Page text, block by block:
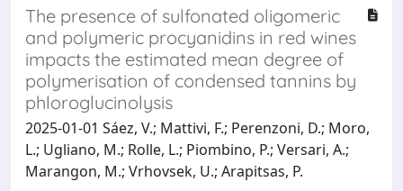
The presence of sulfonated oligomeric
and polymeric procyanidins in red wines
impacts the estimated mean degree of
polymerisation of condensed tannins by
phloroglucinolysis
2025-01-01 Sáez, V.; Mattivi, F.; Perenzoni, D.; Moro,
L.; Ugliano, M.; Rolle, L.; Piombino, P.; Versari, A.;
Marangon, M.; Vrhovsek, U.; Arapitsas, P.